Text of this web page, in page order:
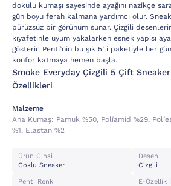
dokulu kumaşı sayesinde ayağını nazikçe
gün boyu ferah kalmana yardımcı olur.
pürüzsüz bir görünüm sunar. Çizgili desenlerin
kıyafetinle uyum yakalarken esnek yapısı
gösterir. Penti’nin bu şık 5’li paketiyle her
konfor katmaya hemen başla.
Smoke Everyday Çizgili 5 Çift
Özellikleri
Malzeme
Ana Kumaş: Pamuk %50, Poli̇ami̇d %29,
%1, Elastan %2
Ürün Cinsi
Coklu Sneaker
Desen
Çizgili
Penti Renk
E-Özellik